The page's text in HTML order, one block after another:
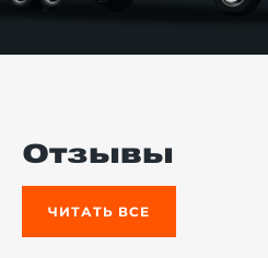
Отзывы
ЧИТАТЬ ВСЕ